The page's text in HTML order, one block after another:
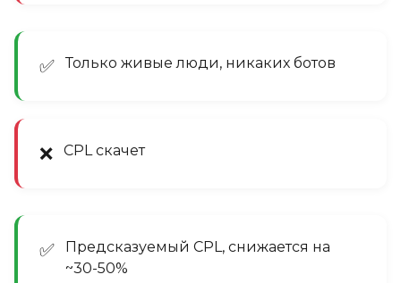
✅ Только живые люди, никаких ботов
❌ CPL скачет
✅
Предсказуемый CPL, снижается на
~30-50%